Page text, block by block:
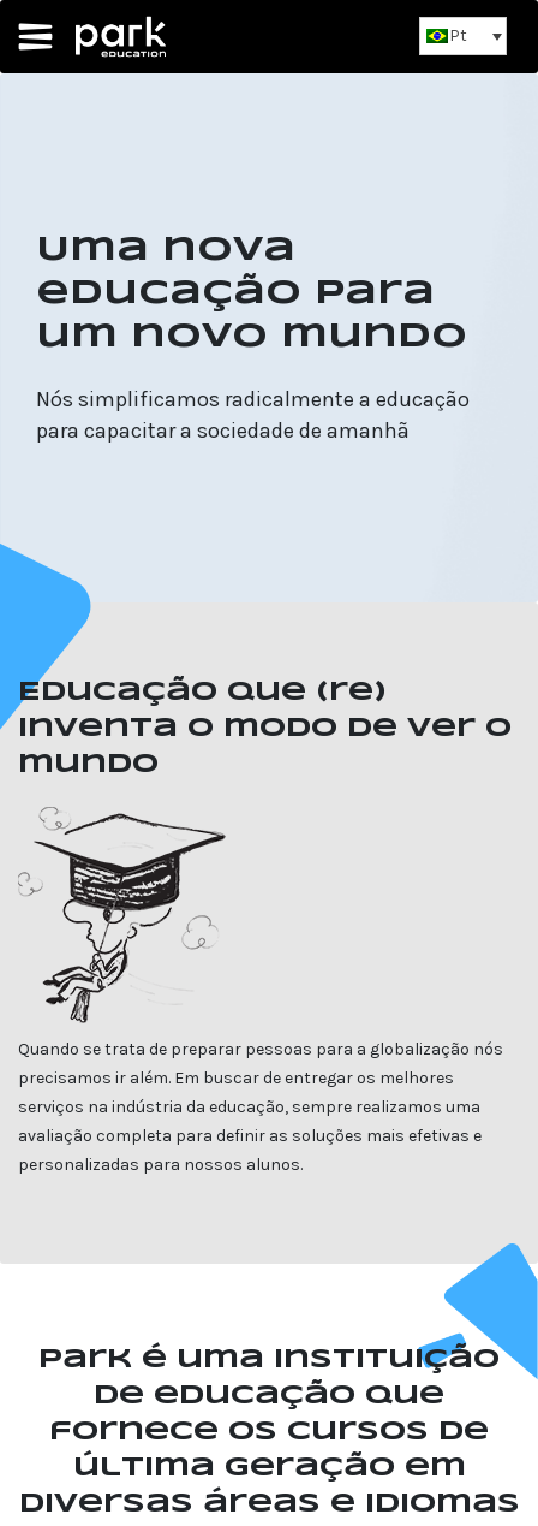
Pt
Uma nova
educação para
um novo mundo
Nós simplificamos radicalmente a educação
para capacitar a sociedade de amanhã
Educação que (re)
inventa o modo de ver o
mundo
Quando se trata de preparar pessoas para a globalização nós
precisamos ir além. Em buscar de entregar os melhores
serviços na indústria da educação, sempre realizamos uma
avaliação completa para definir as soluções mais efetivas e
personalizadas para nossos alunos.
Park é uma instituição
de educação que
fornece os cursos de
última geração em
diversas áreas e idiomas